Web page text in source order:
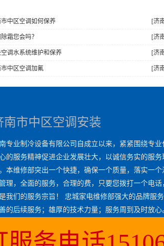
中区空调如何保养 [济
霜您会吗？ [济
调水系统维护和保养 [济
中区空调加氟 [济
南市中区空调安装
专业制冷设备有限公司自成立以来，紧紧围绕专
的服务精神促进企业发展壮大，以诚信务实的服
本维修部突出一个快捷，确保一个质量，落实一
理，全面的服务，合理的费，只要您拨打一个电
我们的服务宗旨！ 忠城家电维修部强大的品牌服
的后续服务；雄厚的技术力量；服务周到及时放心